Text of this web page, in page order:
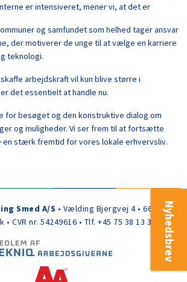
er intensiveret, mener vi, at det er
og samfundet som helhed tager ansvar
der motiverer de unge til at vælge en karriere
teknologi.
arbejdskraft vil kun blive større i
det essentielt at handle nu.
for besøget og den konstruktive dialog om
og muligheder. Vi ser frem til at fortsætte
en stærk fremtid for vores lokale erhvervsliv.
Nyhedsbrev
Smed A/S • Vælding Bjergvej 4 • 6650
CVR nr. 54249616 • Tlf. +45 75 38 13 30